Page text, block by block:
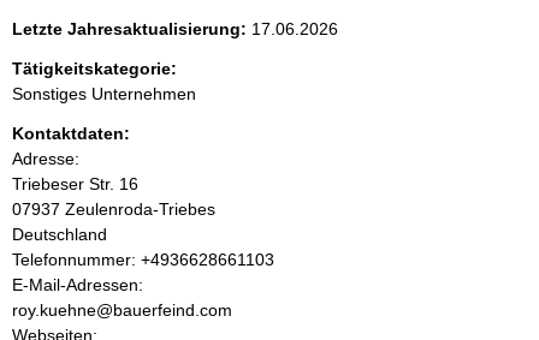
e
n
i
n
h
a
l
Letzte Jahresaktualisierung: 17.06.2026
Tätigkeitskategorie:
Sonstiges Unternehmen
Kontaktdaten:
Adresse:
Triebeser Str. 16
07937 Zeulenroda-Triebes
Deutschland
K
o
n
t
Telefonnummer: +4936628661103
E-Mail-Adressen:
roy.kuehne@bauerfeind.com
Webseiten: